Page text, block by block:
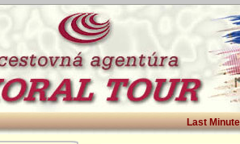
Last Minute